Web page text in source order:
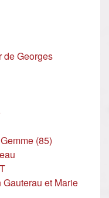
de Georges
(85)
et Marie